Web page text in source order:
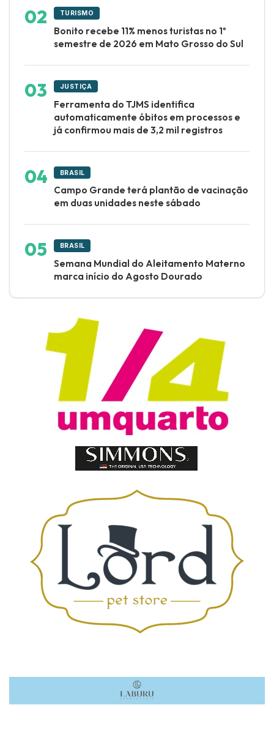
TURISMO
Bonito recebe 11% menos turistas no 1º
semestre de 2026 em Mato Grosso do Sul
JUSTIÇA
Ferramenta do TJMS identifica
automaticamente óbitos em processos e
já confirmou mais de 3,2 mil registros
BRASIL
Campo Grande terá plantão de vacinação
em duas unidades neste sábado
BRASIL
Semana Mundial do Aleitamento Materno
marca início do Agosto Dourado